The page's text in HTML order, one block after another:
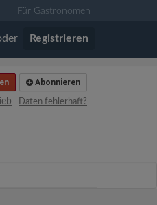
Für Gastronomen
Registrieren
Abonnieren
Daten fehlerhaft?